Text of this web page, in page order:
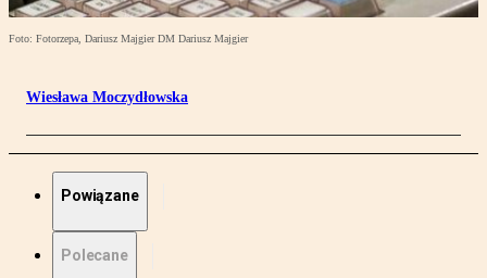
Foto: Fotorzepa, Dariusz Majgier DM Dariusz Majgier
Wiesława Moczydłowska
Powiązane
Polecane